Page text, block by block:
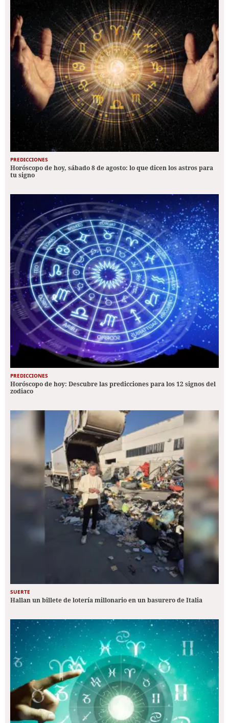
PREDICCIONES
Horóscopo de hoy, sábado 8 de agosto: lo que dicen los astros para
tu signo
PREDICCIONES
Horóscopo de hoy: Descubre las predicciones para los 12 signos del
zodiaco
SUERTE
Hallan un billete de lotería millonario en un basurero de Italia